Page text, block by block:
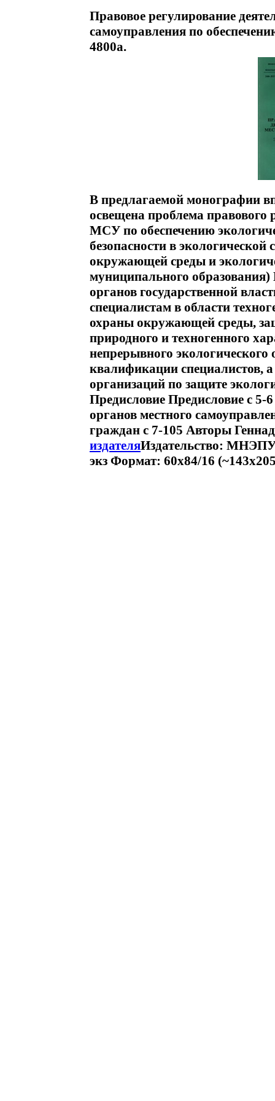
Правовое регулирование
самоуправления по
4800a.
В предлагаемой монографии
освещена проблема правового
МСУ по обеспечению
безопасности в экологической
окружающей среды и
муниципального
органов государственной
специалистам в области
охраны окружающей среды,
природного и техногенного
непрерывного
квалификации специалистов,
организаций по защите
Предисловие Предисловие c 5-
органов местного
граждан c 7-105 Авторы
издателяИздательство:
экз Формат: 60x84/16